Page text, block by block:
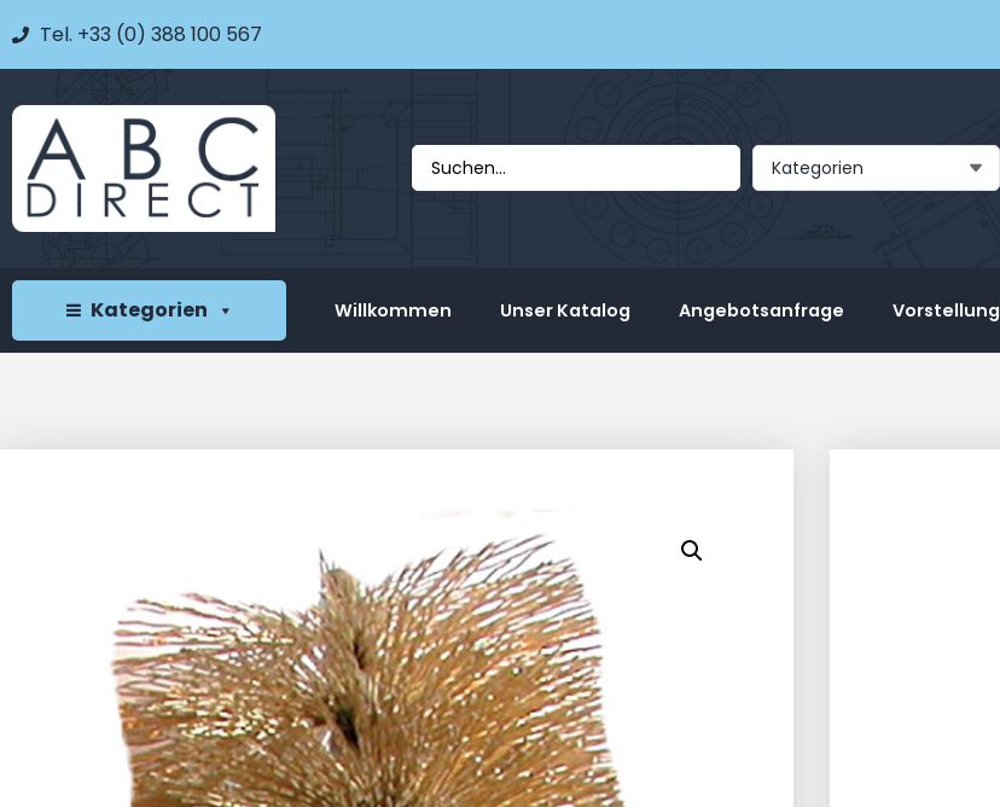
Tel. +33 (0) 388 100 567
Kategorien
Kategorien Willkommen Unser Katalog Angebotsanfrage Vorstellung